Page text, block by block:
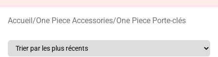
Accueil/One Piece Accessories/One Piece Porte-clés